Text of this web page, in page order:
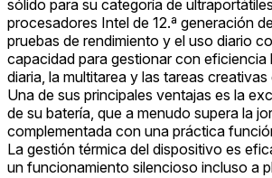
sólido para su categoría de
procesadores Intel de 12.ª generación
pruebas de rendimiento y el uso diario
capacidad para gestionar con eficiencia
diaria, la multitarea y las tareas creativas
Una de sus principales ventajas es la
de su batería, que a menudo supera la
complementada con una práctica
La gestión térmica del dispositivo es
un funcionamiento silencioso incluso a